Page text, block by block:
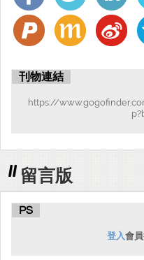
刊物連結
https://
留言版
PS
登入會員